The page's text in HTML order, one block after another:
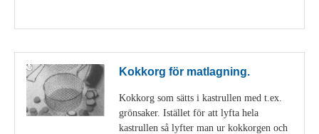
Kokkorg för matlagning.
Kokkorg som sätts i kastrullen med t.ex.
grönsaker. Istället för att lyfta hela
kastrullen så lyfter man ur kokkorgen och